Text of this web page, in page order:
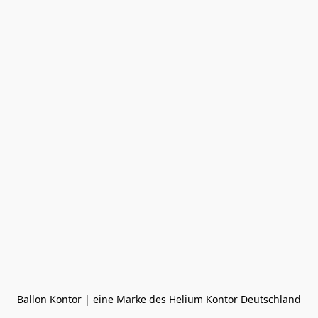
Ballon Kontor | eine Marke des Helium Kontor Deutschland